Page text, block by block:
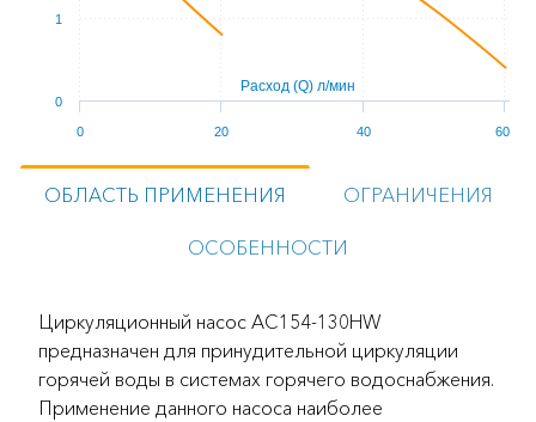
Расход (Q) л/мин
0 20 40 60
0
1
ОБЛАСТЬ ПРИМЕНЕНИЯ ОГРАНИЧЕНИЯ
ОСОБЕННОСТИ
Циркуляционный насос AC154-130HW
предназначен для принудительной циркуляции
горячей воды в системах горячего водоснабжения.
Применение данного насоса наиболее